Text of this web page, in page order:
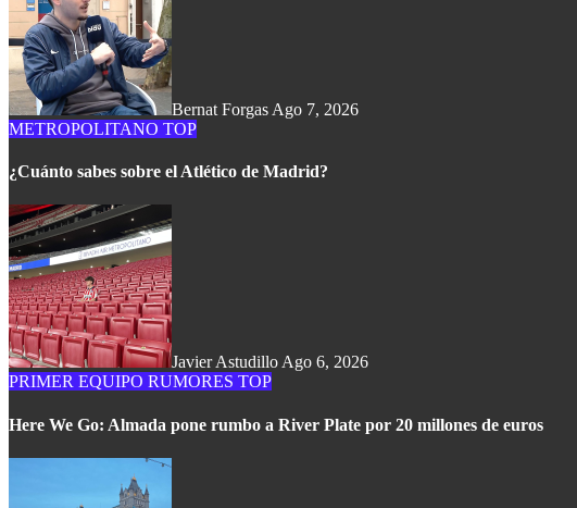
Bernat Forgas Ago 7, 2026
METROPOLITANO TOP
¿Cuánto sabes sobre el Atlético de Madrid?
Javier Astudillo Ago 6, 2026
PRIMER EQUIPO RUMORES TOP
Here We Go: Almada pone rumbo a River Plate por 20 millones de euros